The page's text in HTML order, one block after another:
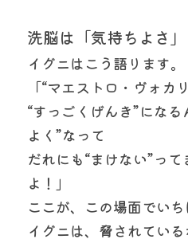
洗脳は「気持ちよさ
イグニはこう語ります。
「“マエストロ・ヴォカ
“すっごくげんき”にな
よく”なって
だれにも“まけない”っ
よ！」
ここが、この場面でいち
イグニは、脅されている